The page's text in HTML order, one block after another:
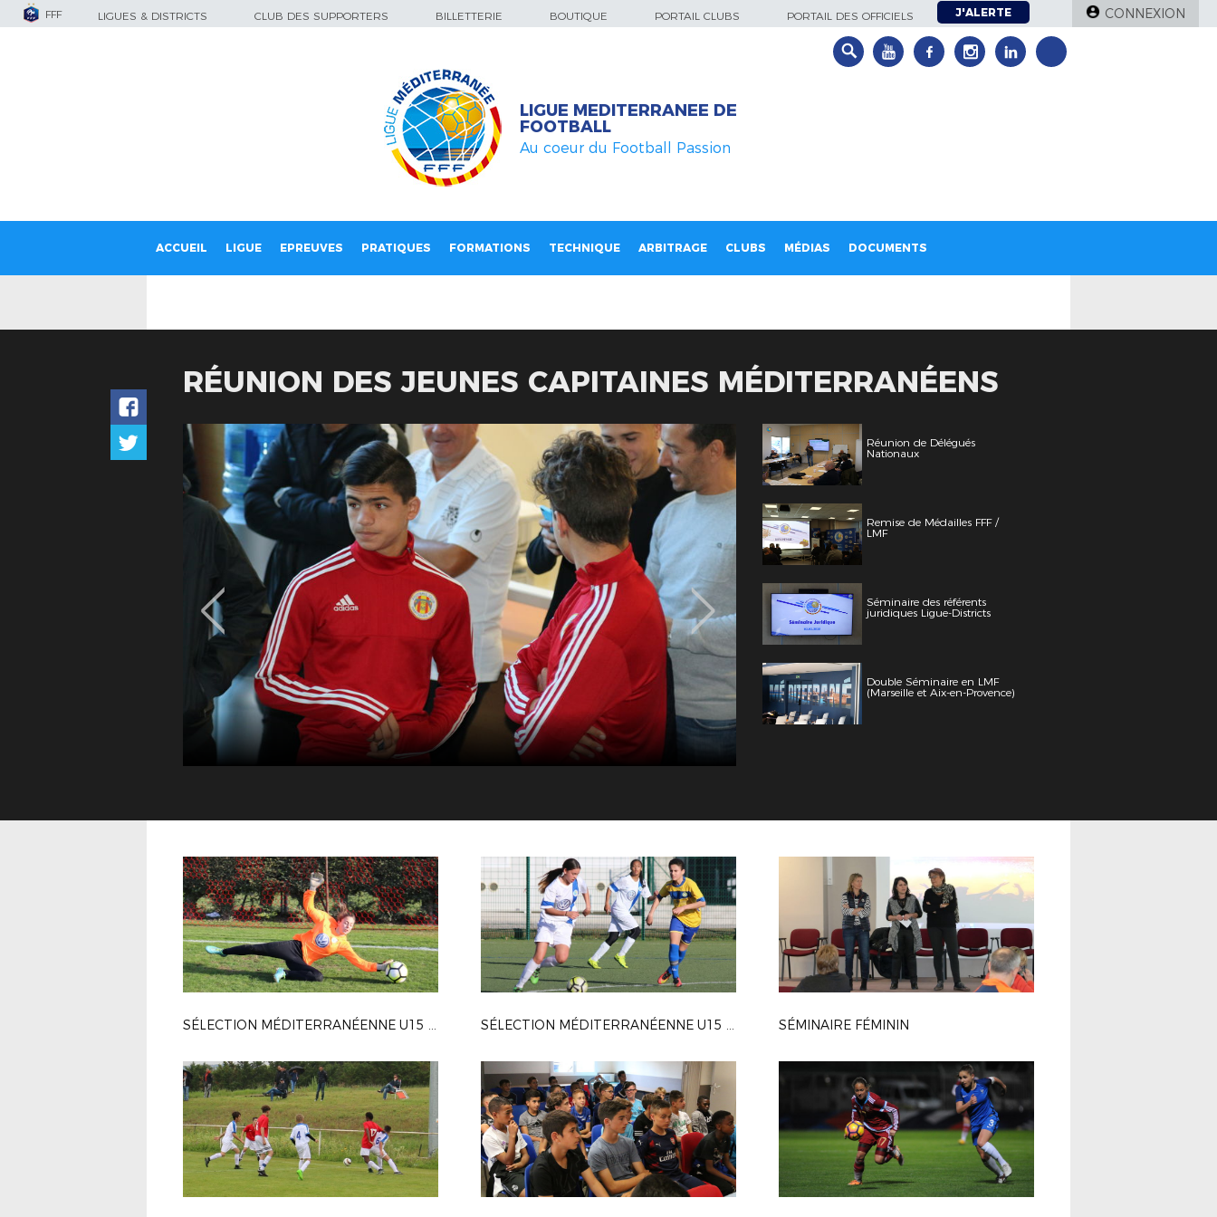
FFF LIGUES & DISTRICTS CLUB DES SUPPORTERS BILLETTERIE BOUTIQUE PORTAIL CLUBS PORTAIL DES OFFICIELS J'ALERTE CONNEXION
LIGUE MEDITERRANEE DE
FOOTBALL
Au coeur du Football Passion
ACCUEIL LIGUE EPREUVES PRATIQUES FORMATIONS TECHNIQUE ARBITRAGE CLUBS MÉDIAS DOCUMENTS
RÉUNION DES JEUNES CAPITAINES MÉDITERRANÉENS
Réunion de Délégués
Nationaux
Remise de Médailles FFF /
LMF
Séminaire des référents
juridiques Ligue-Districts
Double Séminaire en LMF
(Marseille et Aix-en-Provence)
SÉLECTION MÉDITERRANÉENNE U15 FILLES À ORGON SÉLECTION MÉDITERRANÉENNE U15 FILLES SÉMINAIRE FÉMININ